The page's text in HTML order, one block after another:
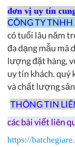
đơn vị uy tín
CÔNG TY
có tuổi lâu năm
đa dạng mẫu mã
lượng đặt hàng,
uy tín khách. quý
và chất lượng
THÔNG TIN
các bài viết liên
https://